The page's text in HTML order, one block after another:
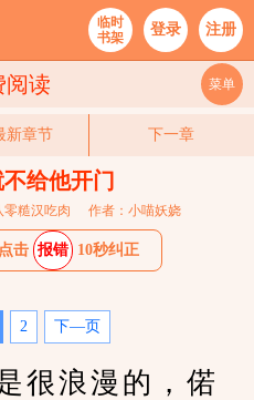
临时
书架
登录 注册
阅读 菜单
新章节 下一章
给他开门
糙汉吃肉 作者：小喵妖娆
击 报错 10秒纠正
2 下—页
浪漫的，偌